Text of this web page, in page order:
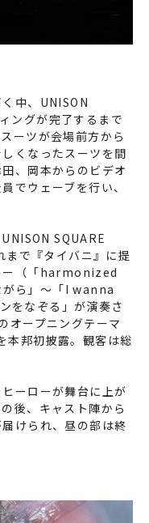
中、UNISON
ングが完了するまで
ーツが会場前方から
くなったスーツを間
、岡本からのビデオ
でウェーブを行い、
SQUARE
まで『タイバニ』に提
ー（「harmonized
ら」～「I wanna
をなぞる」が演奏さ
オープニングテーマ
邦初披露。観客は総
ーローが舞台に上が
後、キャスト陣から
けられ、昼の部は終